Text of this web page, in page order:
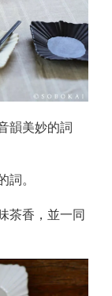
韻美妙的詞
詞。
茶香，並一同